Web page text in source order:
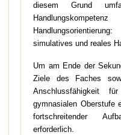
diesem Grund
simulatives und reales
Um am Ende der
Ziele des Faches
Anschlussfähigkeit
gymnasialen Oberstufe
fortschreitender
erforderlich.